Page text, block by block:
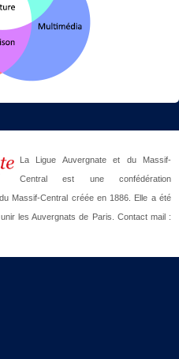
La Ligue Auvergnate et du Massif-
Central est une confédération
Massif-Central créée en 1886. Elle a été
les Auvergnats de Paris. Contact mail :